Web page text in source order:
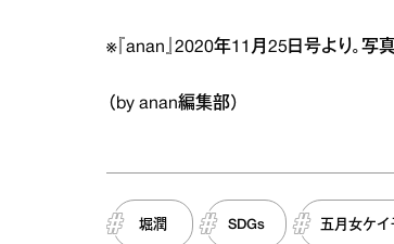
※『anan』2020年11月25日号より。
（by anan編集部）
堀潤 SDGs 五月女ケイ